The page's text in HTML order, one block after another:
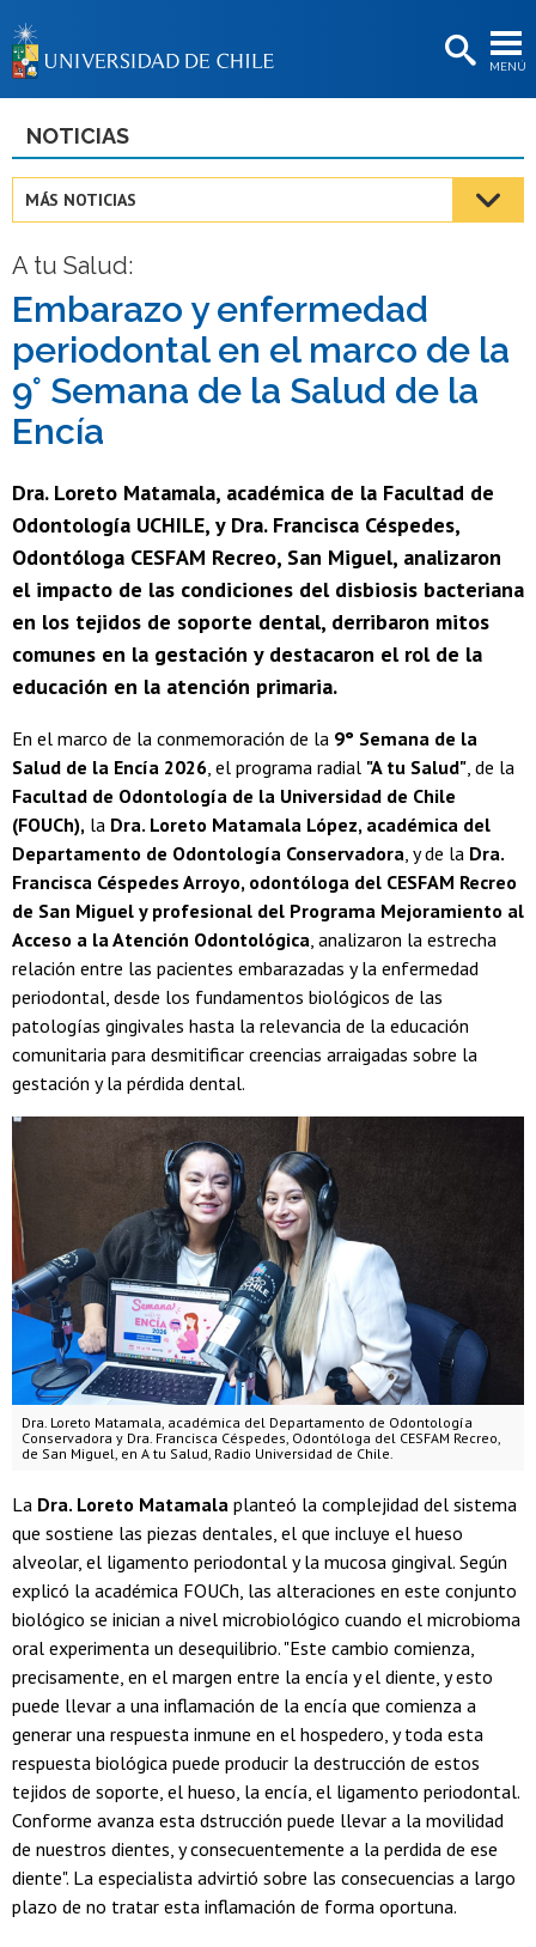
MENÚ
BIBLIOTECAS
Estudiantes
Funcionarias/os
Egresadas/os
NOTICIAS
MÁS NOTICIAS
A tu Salud:
Embarazo y enfermedad
periodontal en el marco de la
9° Semana de la Salud de la
Encía
Dra. Loreto Matamala, académica de la Facultad de
Odontología UCHILE, y Dra. Francisca Céspedes,
Odontóloga CESFAM Recreo, San Miguel, analizaron
el impacto de las condiciones del disbiosis bacteriana
en los tejidos de soporte dental, derribaron mitos
comunes en la gestación y destacaron el rol de la
educación en la atención primaria.
En el marco de la conmemoración de la 9° Semana de la
Salud de la Encía 2026, el programa radial "A tu Salud", de la
Facultad de Odontología de la Universidad de Chile
(FOUCh), la Dra. Loreto Matamala López, académica del
Departamento de Odontología Conservadora, y de la Dra.
Francisca Céspedes Arroyo, odontóloga del CESFAM Recreo
de San Miguel y profesional del Programa Mejoramiento al
Acceso a la Atención Odontológica, analizaron la estrecha
relación entre las pacientes embarazadas y la enfermedad
periodontal, desde los fundamentos biológicos de las
patologías gingivales hasta la relevancia de la educación
comunitaria para desmitificar creencias arraigadas sobre la
gestación y la pérdida dental.
Dra. Loreto Matamala, académica del Departamento de Odontología
Conservadora y Dra. Francisca Céspedes, Odontóloga del CESFAM Recreo,
de San Miguel, en A tu Salud, Radio Universidad de Chile.
La Dra. Loreto Matamala planteó la complejidad del sistema
que sostiene las piezas dentales, el que incluye el hueso
alveolar, el ligamento periodontal y la mucosa gingival. Según
explicó la académica FOUCh, las alteraciones en este conjunto
biológico se inician a nivel microbiológico cuando el microbioma
oral experimenta un desequilibrio. "Este cambio comienza,
precisamente, en el margen entre la encía y el diente, y esto
puede llevar a una inflamación de la encía que comienza a
generar una respuesta inmune en el hospedero, y toda esta
respuesta biológica puede producir la destrucción de estos
tejidos de soporte, el hueso, la encía, el ligamento periodontal.
Conforme avanza esta dstrucción puede llevar a la movilidad
de nuestros dientes, y consecuentemente a la perdida de ese
diente". La especialista advirtió sobre las consecuencias a largo
plazo de no tratar esta inflamación de forma oportuna.